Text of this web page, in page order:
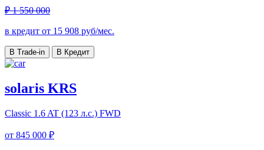
₽ 1 550 000
в кредит от 15 908 руб/мес.
В Trade-in В Кредит
solaris KRS
Classic 1.6 AT (123 л.с.) FWD
от 845 000 ₽